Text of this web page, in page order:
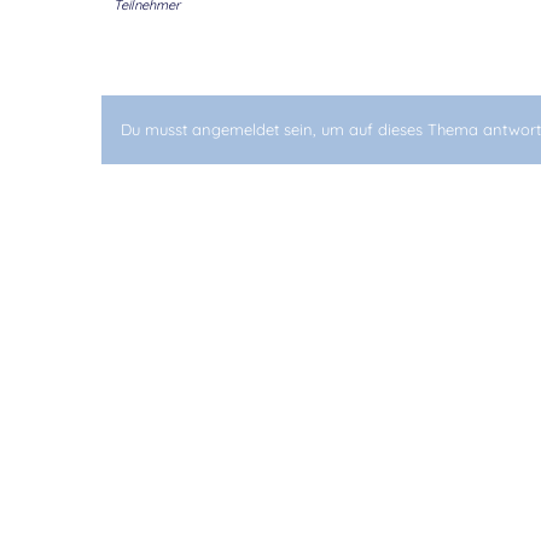
Teilnehmer
Du musst angemeldet sein, um auf dieses Thema